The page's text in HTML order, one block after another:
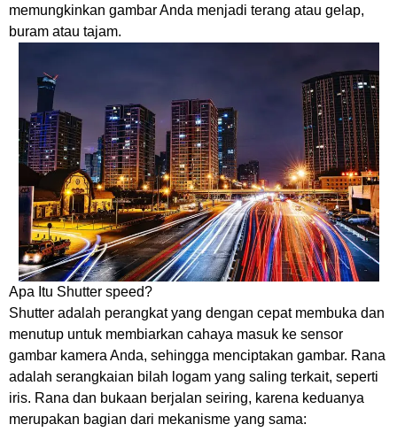
memungkinkan gambar Anda menjadi terang atau gelap,
buram atau tajam.
Apa Itu Shutter speed?
Shutter adalah perangkat yang dengan cepat membuka dan
menutup untuk membiarkan cahaya masuk ke sensor
gambar kamera Anda, sehingga menciptakan gambar. Rana
adalah serangkaian bilah logam yang saling terkait, seperti
iris. Rana dan bukaan berjalan seiring, karena keduanya
merupakan bagian dari mekanisme yang sama: